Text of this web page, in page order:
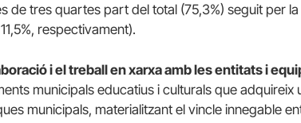
de tres quartes part del total (75,3%) seguit per la
respectivament).
i el treball en xarxa amb les entitats i
municipals educatius i culturals que adquireix
municipals, materialitzant el vincle innegable